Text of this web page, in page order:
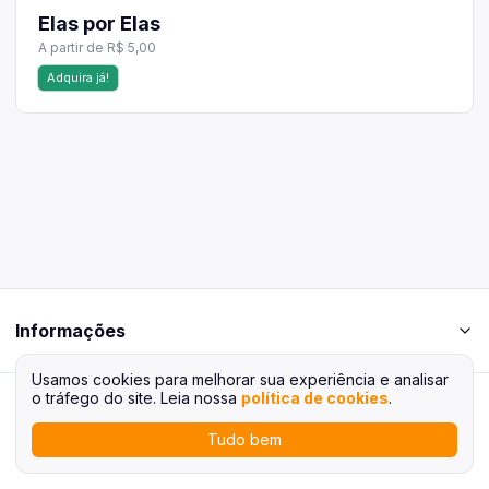
Elas por Elas
A partir de R$ 5,00
Adquira já!
Informações
Plataforma desenvolvida por
Voltar ao topo
Usamos cookies para melhorar sua experiência e analisar
o tráfego do site. Leia nossa política de cookies.
Tudo bem